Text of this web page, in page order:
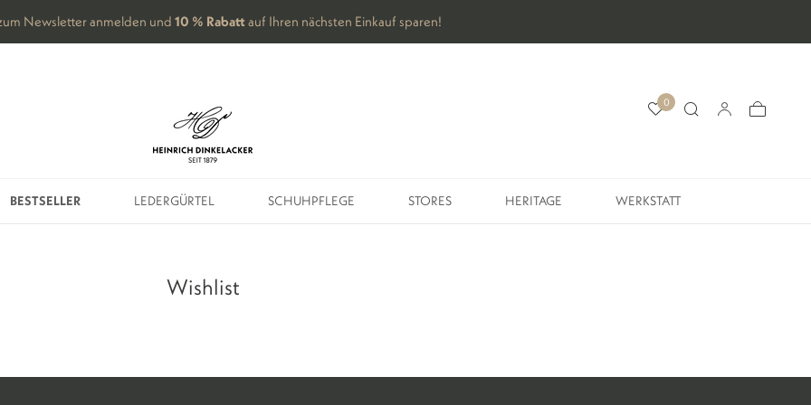
Newsletter anmelden und 10 % Rabattauf Ihren nächsten Einkauf sparen!
BESTSELLER
LEDERGÜRTEL
SCHUHPFLEGE
STORES
HERITAGE
WERKSTATT
0
Wishlist